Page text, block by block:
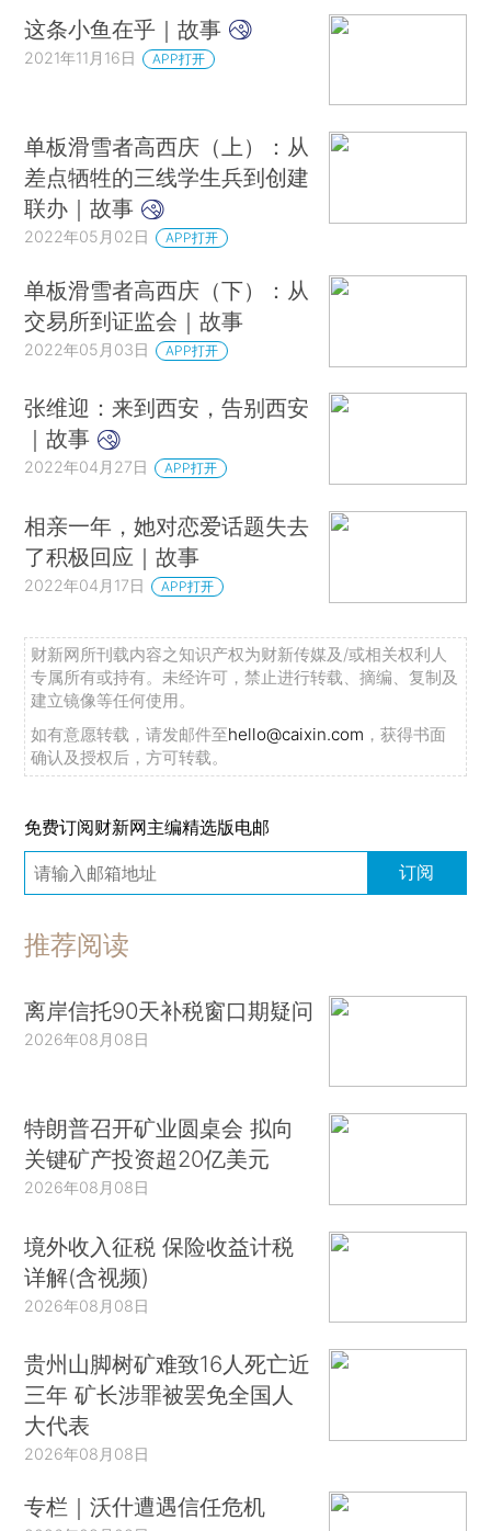
这条小鱼在乎｜故事
2021年11月16日 APP打开
单板滑雪者高西庆（上）：从
差点牺牲的三线学生兵到创建
联办｜故事
2022年05月02日 APP打开
单板滑雪者高西庆（下）：从
交易所到证监会｜故事
2022年05月03日 APP打开
张维迎：来到西安，告别西安
｜故事
2022年04月27日 APP打开
相亲一年，她对恋爱话题失去
了积极回应｜故事
2022年04月17日 APP打开
财新网所刊载内容之知识产权为财新传媒及/或相关权利人
专属所有或持有。未经许可，禁止进行转载、摘编、复制及
建立镜像等任何使用。
如有意愿转载，请发邮件至hello@caixin.com ，获得书面
确认及授权后，方可转载。
免费订阅财新网主编精选版电邮
订阅
推荐阅读
离岸信托90天补税窗口期疑问
2026年08月08日
特朗普召开矿业圆桌会 拟向
关键矿产投资超20亿美元
2026年08月08日
境外收入征税 保险收益计税
详解(含视频)
2026年08月08日
贵州山脚树矿难致16人死亡近
三年 矿长涉罪被罢免全国人
大代表
2026年08月08日
专栏｜沃什遭遇信任危机